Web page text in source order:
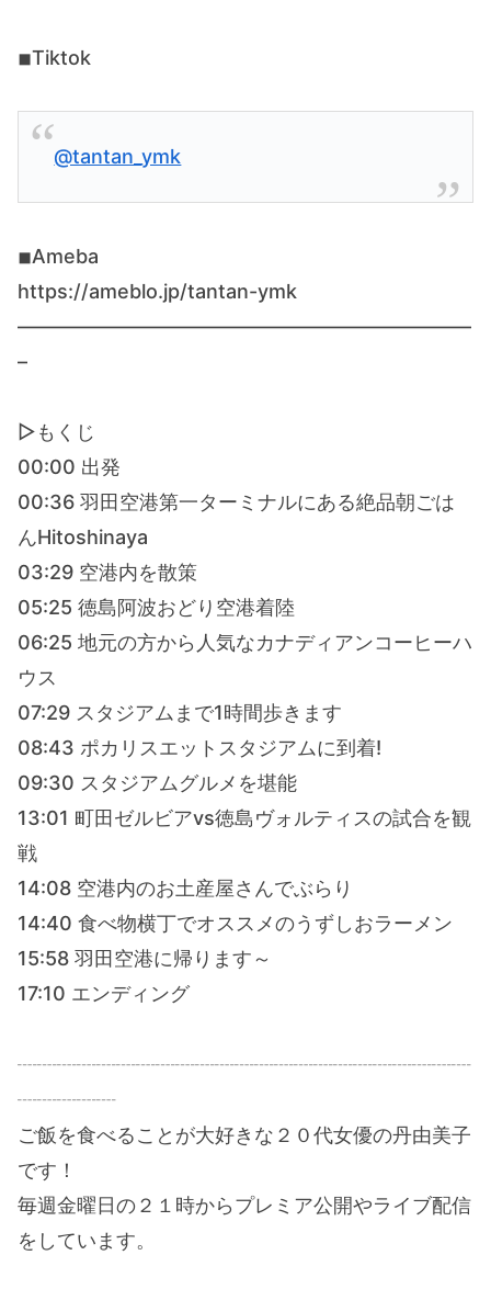
◾︎Tiktok
@tantan_ymk
◾︎Ameba
https://ameblo.jp/tantan-ymk
———————————————————————
–
▷もくじ
00:00 出発
00:36 羽田空港第一ターミナルにある絶品朝ごは
んHitoshinaya
03:29 空港内を散策
05:25 徳島阿波おどり空港着陸
06:25 地元の方から人気なカナディアンコーヒーハ
ウス
07:29 スタジアムまで1時間歩きます
08:43 ポカリスエットスタジアムに到着!
09:30 スタジアムグルメを堪能
13:01 町田ゼルビアvs徳島ヴォルティスの試合を観
戦
14:08 空港内のお土産屋さんでぶらり
14:40 食べ物横丁でオススメのうずしおラーメン
15:58 羽田空港に帰ります～
17:10 エンディング
┈┈┈┈┈┈┈┈┈┈┈┈┈┈┈┈┈┈┈┈┈┈┈
┈┈┈┈┈
ご飯を食べることが大好きな２０代女優の丹由美子
です！
毎週金曜日の２１時からプレミア公開やライブ配信
をしています。